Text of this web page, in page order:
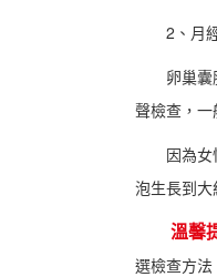
2、月經
卵巢囊腫
聲檢查，
因為女性
泡生長到
溫馨提
選檢查方